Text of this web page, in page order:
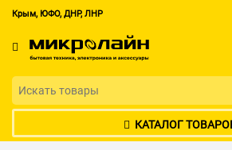
Крым, ЮФО, ДНР, ЛНР
КАТАЛОГ